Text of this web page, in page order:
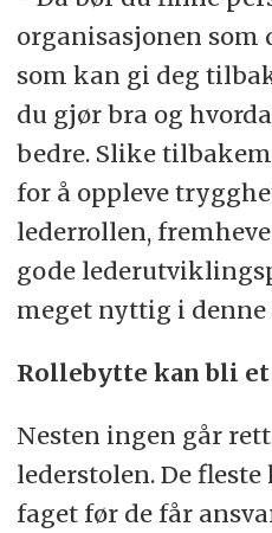
organisasjonen
som kan gi deg
du gjør bra og
bedre. Slike
for å oppleve
lederrollen,
gode
meget nyttig i denne
Rollebytte kan bli
Nesten ingen går
lederstolen. De
faget før de får